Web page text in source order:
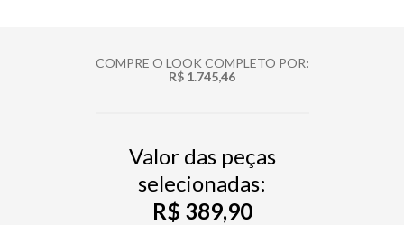
COMPRE O LOOK COMPLETO POR:
R$ 1.745,46
Valor das peças
selecionadas:
R$ 389,90